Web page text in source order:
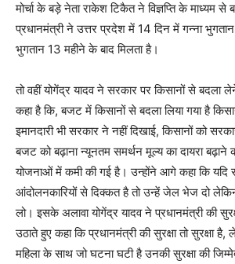
मोर्चा के बड़े नेता राकेश टिकैत ने विज्ञप्ति के माध्यम से
प्रधानमंत्री ने उत्तर प्रदेश में 14 दिन में गन्ना
भुगतान 13 महीने के बाद मिलता है।
तो वहीं योगेंद्र यादव ने सरकार पर किसानों से बदला
कहा है कि, बजट में किसानों से बदला लिया गया है
इमानदारी भी सरकार ने नहीं दिखाई, किसानों को
बजट को बढ़ाना न्यूनतम समर्थन मूल्य का दायरा बढ़ाने
योजनाओं में कमी की गई है। उन्होंने आगे कहा कि यदि
आंदोलनकारियों से दिक्कत है तो उन्हें जेल भेज दो
लो। इसके अलावा योगेंद्र यादव ने प्रधानमंत्री की
उठाते हुए कहा कि प्रधानमंत्री की सुरक्षा तो सुरक्षा
महिला के साथ जो घटना घटी है उनकी सुरक्षा की